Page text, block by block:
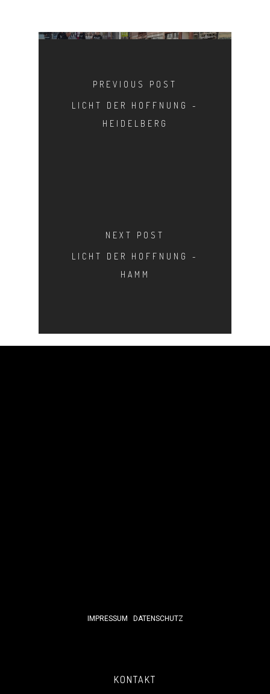
PREVIOUS POST
LICHT DER HOFFNUNG -
HEIDELBERG
NEXT POST
LICHT DER HOFFNUNG -
HAMM
IMPRESSUM DATENSCHUTZ
KONTAKT
SHOP